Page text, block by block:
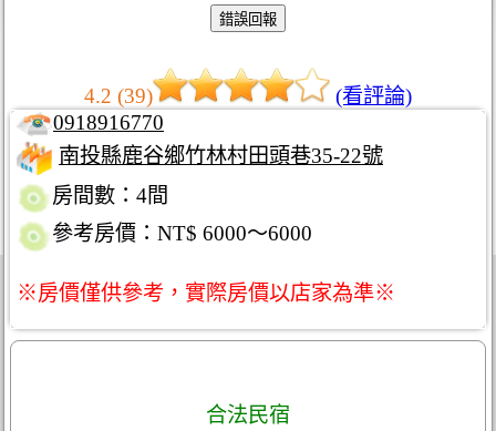
4.2 (39)
(看評論)
0918916770
南投縣鹿谷鄉竹林村田頭巷35-22號
房間數：4間
參考房價：NT$ 6000～6000
※房價僅供參考，實際房價以店家為準※
合法民宿